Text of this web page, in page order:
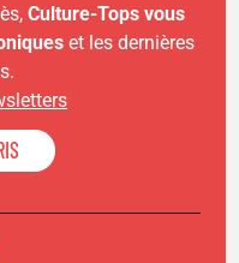
Culture-Tops vous
et les dernières